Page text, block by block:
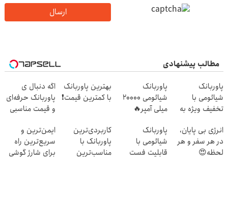
ارسال
مطالب پیشنهادی
پاوربانک
شیائومی با
تخفیف ویژه به
پاوربانک
شیائومی 2۰۰۰۰
میلی آمپر🔥
پرداخت درب
منزل)
بهترین پاوربانک
با کمترین قیمت❗
اگه دنبال ی
پاوربانک حرفه‌ای
و قیمت مناسبی
دست نده👌🏻
انرژی بی پایان،
در هر سفر و هر
لحظه😍
پاوربانک
شیائومی با
قابلیت فست
کاربردی‌ترین
پاوربانک با
مناسب‌ترین
ایمن‌ترین و
سریع‌ترین راه
برای شارژ گوشی